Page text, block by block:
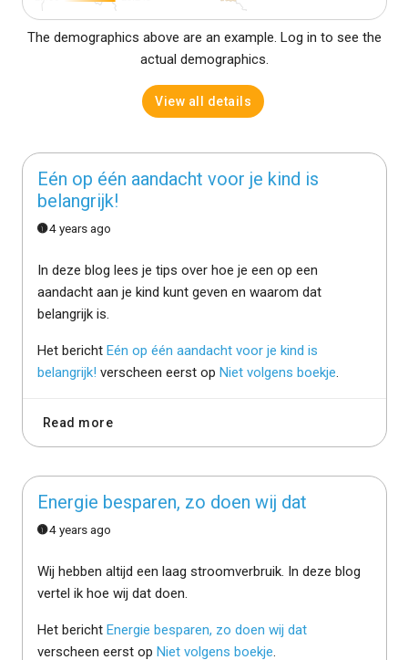
The demographics above are an example. Log in to see the
actual demographics.
View all details
Eén op één aandacht voor je kind is
belangrijk!
4 years ago
In deze blog lees je tips over hoe je een op een
aandacht aan je kind kunt geven en waarom dat
belangrijk is.
Het bericht Eén op één aandacht voor je kind is
belangrijk! verscheen eerst op Niet volgens boekje
Read more
Energie besparen, zo doen wij dat
4 years ago
Wij hebben altijd een laag stroomverbruik. In deze blog
vertel ik hoe wij dat doen.
Het bericht Energie besparen, zo doen wij dat
verscheen eerst op Niet volgens boekje